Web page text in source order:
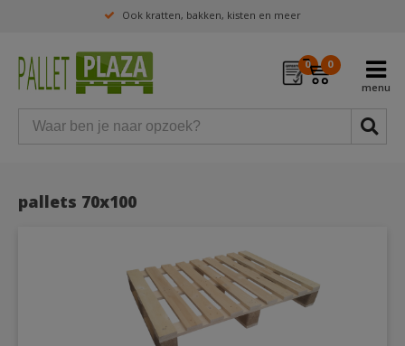
Ook kratten, bakken, kisten en meer
0 0
pallets 70x100